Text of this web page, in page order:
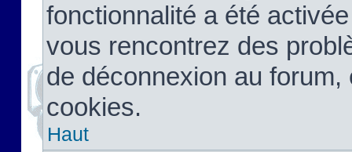
fonctionnalité a été
vous rencontrez des
de déconnexion au
cookies.
Haut